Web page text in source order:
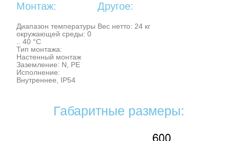
Монтаж:
Диапазон температуры
окружающей среды: 0
.. 40 °C
Тип монтажа:
Настенный монтаж
Заземление: N, PE
Исполнение:
Внутреннее, IP54
Другое:
Вес нетто: 24 кг
Габаритные размеры: